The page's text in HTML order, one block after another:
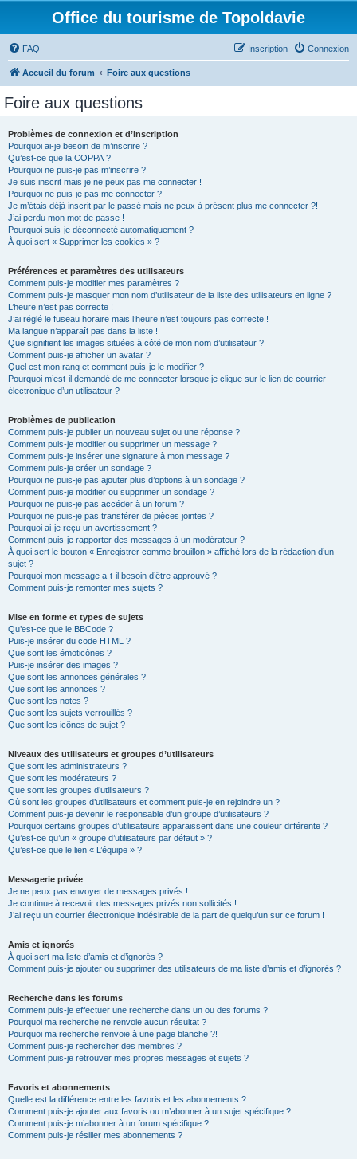
Office du tourisme de Topoldavie
FAQ Connexion
Inscription
Accueil du forum Foire aux questions
Foire aux questions
Problèmes de connexion et d’inscription
Pourquoi ai-je besoin de m’inscrire ?
Qu’est-ce que la COPPA ?
Pourquoi ne puis-je pas m’inscrire ?
Je suis inscrit mais je ne peux pas me connecter !
Pourquoi ne puis-je pas me connecter ?
Je m’étais déjà inscrit par le passé mais ne peux à présent plus me connecter ?!
J’ai perdu mon mot de passe !
Pourquoi suis-je déconnecté automatiquement ?
À quoi sert « Supprimer les cookies » ?
Préférences et paramètres des utilisateurs
Comment puis-je modifier mes paramètres ?
Comment puis-je masquer mon nom d’utilisateur de la liste des utilisateurs en ligne ?
L’heure n’est pas correcte !
J’ai réglé le fuseau horaire mais l’heure n’est toujours pas correcte !
Ma langue n’apparaît pas dans la liste !
Que signifient les images situées à côté de mon nom d’utilisateur ?
Comment puis-je afficher un avatar ?
Quel est mon rang et comment puis-je le modifier ?
Pourquoi m’est-il demandé de me connecter lorsque je clique sur le lien de courrier
électronique d’un utilisateur ?
Problèmes de publication
Comment puis-je publier un nouveau sujet ou une réponse ?
Comment puis-je modifier ou supprimer un message ?
Comment puis-je insérer une signature à mon message ?
Comment puis-je créer un sondage ?
Pourquoi ne puis-je pas ajouter plus d’options à un sondage ?
Comment puis-je modifier ou supprimer un sondage ?
Pourquoi ne puis-je pas accéder à un forum ?
Pourquoi ne puis-je pas transférer de pièces jointes ?
Pourquoi ai-je reçu un avertissement ?
Comment puis-je rapporter des messages à un modérateur ?
À quoi sert le bouton « Enregistrer comme brouillon » affiché lors de la rédaction d’un
sujet ?
Pourquoi mon message a-t-il besoin d’être approuvé ?
Comment puis-je remonter mes sujets ?
Mise en forme et types de sujets
Qu’est-ce que le BBCode ?
Puis-je insérer du code HTML ?
Que sont les émoticônes ?
Puis-je insérer des images ?
Que sont les annonces générales ?
Que sont les annonces ?
Que sont les notes ?
Que sont les sujets verrouillés ?
Que sont les icônes de sujet ?
Niveaux des utilisateurs et groupes d’utilisateurs
Que sont les administrateurs ?
Que sont les modérateurs ?
Que sont les groupes d’utilisateurs ?
Où sont les groupes d’utilisateurs et comment puis-je en rejoindre un ?
Comment puis-je devenir le responsable d’un groupe d’utilisateurs ?
Pourquoi certains groupes d’utilisateurs apparaissent dans une couleur différente ?
Qu’est-ce qu’un « groupe d’utilisateurs par défaut » ?
Qu’est-ce que le lien « L’équipe » ?
Messagerie privée
Je ne peux pas envoyer de messages privés !
Je continue à recevoir des messages privés non sollicités !
J’ai reçu un courrier électronique indésirable de la part de quelqu’un sur ce forum !
Amis et ignorés
À quoi sert ma liste d’amis et d’ignorés ?
Comment puis-je ajouter ou supprimer des utilisateurs de ma liste d’amis et d’ignorés ?
Recherche dans les forums
Comment puis-je effectuer une recherche dans un ou des forums ?
Pourquoi ma recherche ne renvoie aucun résultat ?
Pourquoi ma recherche renvoie à une page blanche ?!
Comment puis-je rechercher des membres ?
Comment puis-je retrouver mes propres messages et sujets ?
Favoris et abonnements
Quelle est la différence entre les favoris et les abonnements ?
Comment puis-je ajouter aux favoris ou m’abonner à un sujet spécifique ?
Comment puis-je m’abonner à un forum spécifique ?
Comment puis-je résilier mes abonnements ?